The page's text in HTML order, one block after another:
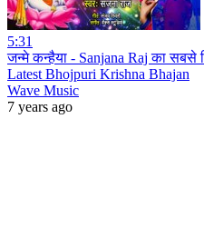
5:31
जन्मे कन्हैया - Sanjana Raj का सबसे
Latest Bhojpuri Krishna Bhajan
Wave Music
7 years ago